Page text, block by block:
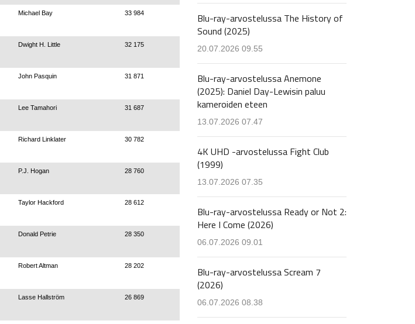
Michael Bay 33 984
Dwight H. Little 32 175
John Pasquin 31 871
Lee Tamahori 31 687
Richard Linklater 30 782
P.J. Hogan 28 760
Taylor Hackford 28 612
Donald Petrie 28 350
Robert Altman 28 202
Lasse Hallström 26 869
Blu-ray-arvostelussa The History of
Sound (2025)
20.07.2026 09.55
Blu-ray-arvostelussa Anemone
(2025): Daniel Day-Lewisin paluu
kameroiden eteen
13.07.2026 07.47
4K UHD -arvostelussa Fight Club
(1999)
13.07.2026 07.35
Blu-ray-arvostelussa Ready or Not 2:
Here I Come (2026)
06.07.2026 09.01
Blu-ray-arvostelussa Scream 7
(2026)
06.07.2026 08.38